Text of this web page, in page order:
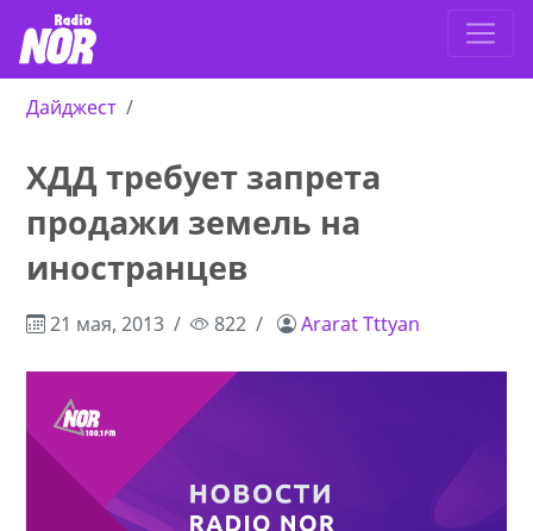
Дайджест
ХДД требует запрета
продажи земель на
иностранцев
21 мая, 2013 822 Ararat Tttyan